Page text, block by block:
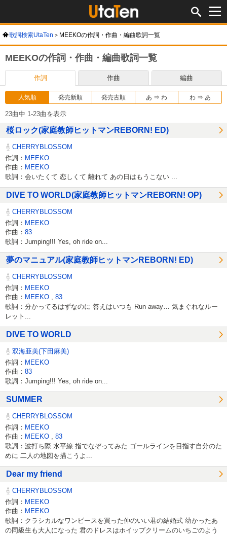
歌詞検索UtaTen MEEKOの作詞・作曲・編曲歌詞一覧
MEEKOの作詞・作曲・編曲歌詞一覧
作詞 作曲 編曲
人気順 発売新順 発売古順 あ ⇒ わ わ ⇒ あ
23曲中 1-23曲を表示
桜ロック(家庭教師ヒットマンREBORN! ED)
CHERRYBLOSSOM
作詞： MEEKO
作曲： MEEKO
歌詞：会いたくて 恋しくて 離れて あの日はもうこない ...
DIVE TO WORLD(家庭教師ヒットマンREBORN! OP)
CHERRYBLOSSOM
作詞： MEEKO
作曲： 83
歌詞：Jumping!!! Yes, oh ride on...
夢のマニュアル(家庭教師ヒットマンREBORN! ED)
CHERRYBLOSSOM
作詞： MEEKO
作曲： MEEKO 83
歌詞：分かってるはずなのに 答えはいつも Run away… 気まぐれなルー
レット...
DIVE TO WORLD
双海亜美(下田麻美)
作詞： MEEKO
作曲： 83
歌詞：Jumping!!! Yes, oh ride on...
SUMMER
CHERRYBLOSSOM
作詞： MEEKO
作曲： MEEKO 83
歌詞：波打ち際 水平線 指でなぞってみた ゴールラインを目指す自分のた
めに 二人の地図を描こうよ...
Dear my friend
CHERRYBLOSSOM
作詞： MEEKO
作曲： MEEKO
歌詞：クラシカルなワンピースを買った仲のいい君の結婚式 幼かったあ
の同級生も大人になった 君のドレスはホイップクリームのいちごのよう